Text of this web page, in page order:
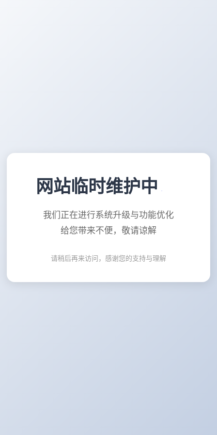
网站临时维护中
我们正在进行系统升级与功能优化
给您带来不便，敬请谅解
请稍后再来访问，感谢您的支持与理解